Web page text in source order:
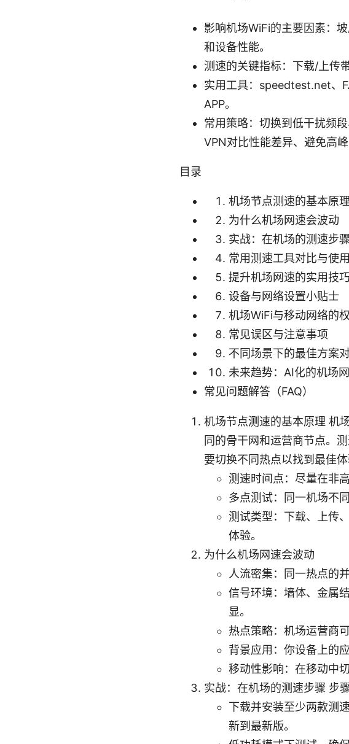
影响机场WiFi的主要因素：
和设备性能。
测速的关键指标：下载/上传
实用工具：speedtest.net、
APP。
常用策略：切换到低干扰频
VPN对比性能差异、避免高峰
目录
机场节点测速的基本原理
为什么机场网速会波动
实战：在机场的测速步骤
常用测速工具对比与使
提升机场网速的实用技
设备与网络设置小贴士
机场WiFi与移动网络的
常见误区与注意事项
不同场景下的最佳方案
未来趋势：AI化的机场
常见问题解答（FAQ）
机场节点测速的基本原理 机
同的骨干网和运营商节点。
要切换不同热点以找到最佳
测速时间点：尽量在非
多点测试：同一机场不
测试类型：下载、上传
体验。
为什么机场网速会波动
人流密集：同一热点的
信号环境：墙体、金属
显。
热点策略：机场运营商
背景应用：你设备上的
移动性影响：在移动中
实战：在机场的测速步骤 步
下载并安装至少两款测
新到最新版。